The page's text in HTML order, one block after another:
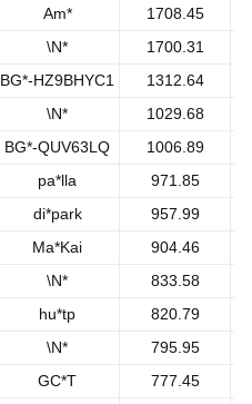
Am*
1708.45
\N*
1700.31
BG*-HZ9BHYC1
1312.64
\N*
1029.68
BG*-QUV63LQ
1006.89
pa*lla
971.85
di*park
957.99
Ma*Kai
904.46
\N*
833.58
hu*tp
820.79
\N*
795.95
GC*T
777.45